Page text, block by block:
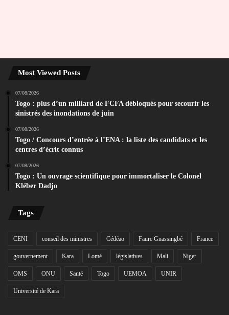
Most Viewed Posts
07/08/2026
Togo : plus d’un milliard de FCFA débloqués pour secourir les
sinistrés des inondations de juin
07/08/2026
Togo / Concours d’entrée à l’ENA : la liste des candidats et les
centres d’écrit connus
07/08/2026
Togo : Un ouvrage scientifique pour immortaliser le Colonel
Kléber Dadjo
Tags
CENI conseil des ministres Cédéao Faure Gnassingbé France
gouvernement Kara Lomé législatives Mali Niger
OMS ONU Santé Togo UEMOA UNIR
Université de Kara